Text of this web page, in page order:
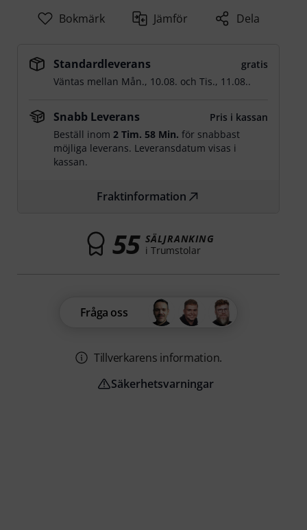
Bokmärk Jämför Dela
Standardleverans
gratis
Väntas mellan Mån., 10.08. ochTis., 11.08..
Snabb Leverans
Pris i kassan
Beställ inom2 Tim. 58 Min. för snabbast
möjliga leverans. Leveransdatum visas i
kassan.
Fraktinformation
55 SÄLJRANKING
i Trumstolar
Fråga oss
Tillverkarens information.
Säkerhetsvarningar